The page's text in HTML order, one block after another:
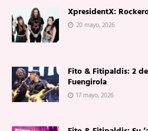
XpresidentX:
20 mayo, 2026
Fito & Fitipaldis: 2
Fuengirola
17 mayo, 2026